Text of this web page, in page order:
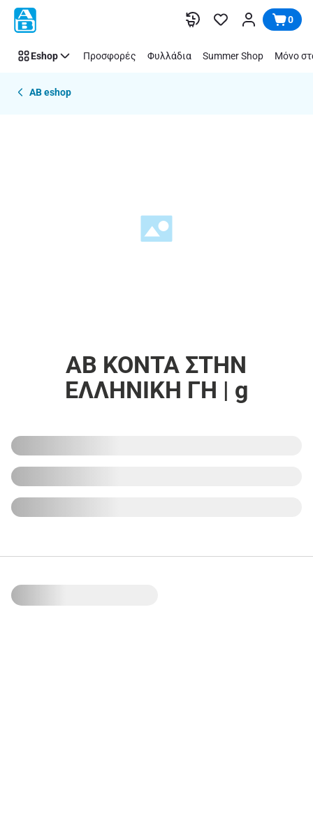
Παράλειψη 0
Eshop Προσφορές Φυλλάδια Summer Shop Μόνο
AB eshop
ΑΒ ΚΟΝΤΑ ΣΤΗΝ
ΕΛΛΗΝΙΚΗ ΓΗ | g